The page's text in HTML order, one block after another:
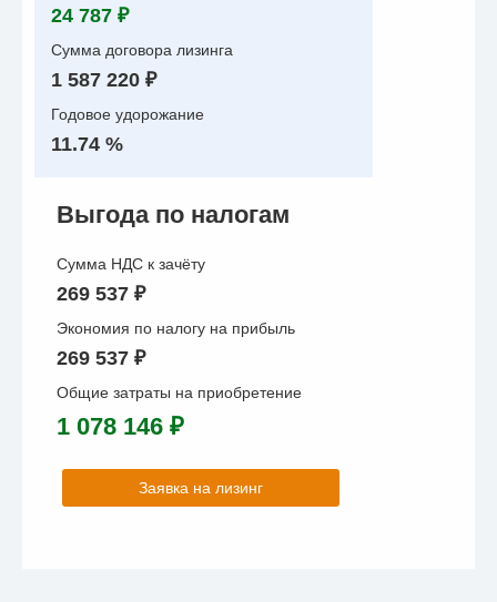
24 787 ₽
Сумма договора лизинга
1 587 220 ₽
Годовое удорожание
11.74 %
Выгода по налогам
Сумма НДС к зачёту
269 537 ₽
Экономия по налогу на прибыль
269 537 ₽
Общие затраты на приобретение
1 078 146 ₽
Заявка на лизинг